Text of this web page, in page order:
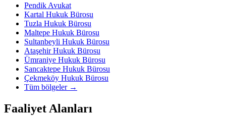
Pendik Avukat
Kartal Hukuk Bürosu
Tuzla Hukuk Bürosu
Maltepe Hukuk Bürosu
Sultanbeyli Hukuk Bürosu
Ataşehir Hukuk Bürosu
Ümraniye Hukuk Bürosu
Sancaktepe Hukuk Bürosu
Çekmeköy Hukuk Bürosu
Tüm bölgeler →
Faaliyet Alanları